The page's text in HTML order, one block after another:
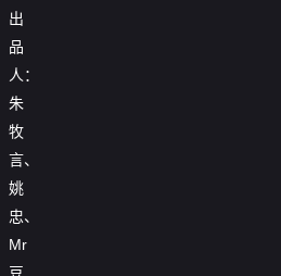
出
品
人：
朱
牧
言、
姚
忠、
Mr